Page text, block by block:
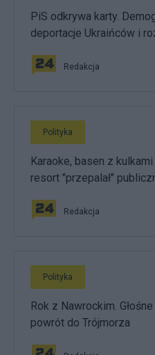
PiS odkrywa karty.
deportacje Ukraińców i
Redakcja
Polityka
Karaoke, basen z
resort "przepalał"
Redakcja
Polityka
Rok z Nawrockim.
powrót do Trójmorza